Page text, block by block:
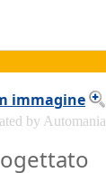
immagine
by Automania